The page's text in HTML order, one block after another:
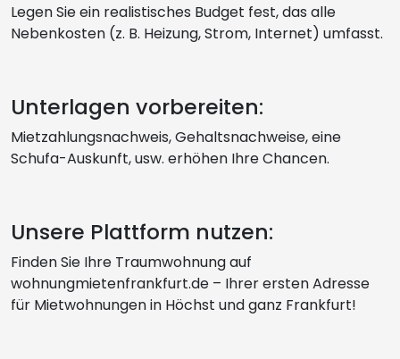
Legen Sie ein realistisches Budget fest, das alle
Nebenkosten (z. B. Heizung, Strom, Internet) umfasst.
Unterlagen vorbereiten:
Mietzahlungsnachweis, Gehaltsnachweise, eine
Schufa-Auskunft, usw. erhöhen Ihre Chancen.
Unsere Plattform nutzen:
Finden Sie Ihre Traumwohnung auf
wohnungmietenfrankfurt.de – Ihrer ersten Adresse
für Mietwohnungen in Höchst und ganz Frankfurt!